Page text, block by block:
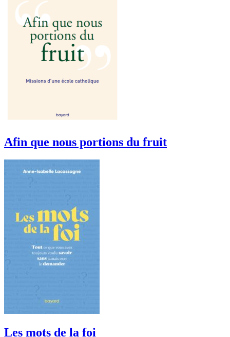
Afin que nous portions du fruit
Les mots de la foi